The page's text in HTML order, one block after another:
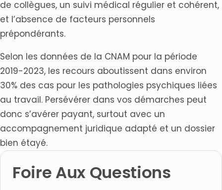
de collègues, un suivi médical régulier et cohérent,
et l’absence de facteurs personnels
prépondérants.
Selon les données de la CNAM pour la période
2019-2023, les recours aboutissent dans environ
30% des cas pour les pathologies psychiques liées
au travail. Persévérer dans vos démarches peut
donc s’avérer payant, surtout avec un
accompagnement juridique adapté et un dossier
bien étayé.
Foire Aux Questions